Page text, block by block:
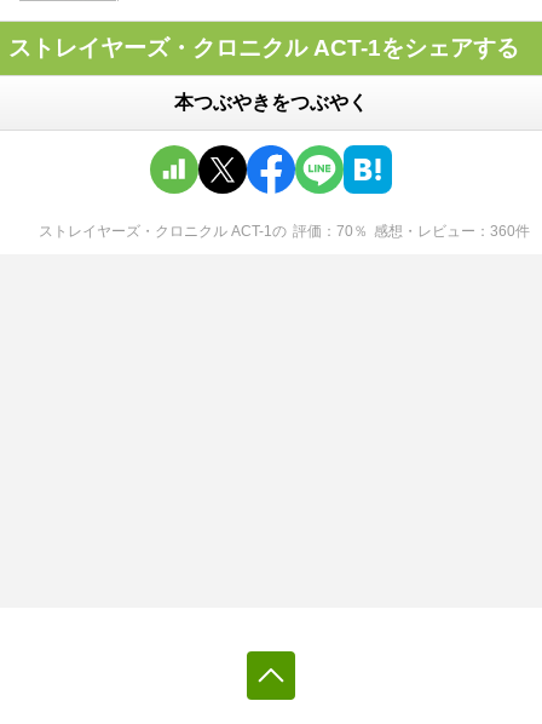
ストレイヤーズ・クロニクル ACT-1をシェアする
本つぶやきをつぶやく
ストレイヤーズ・クロニクル ACT-1 の 評価 70 ％ 感想・レビュー 360件